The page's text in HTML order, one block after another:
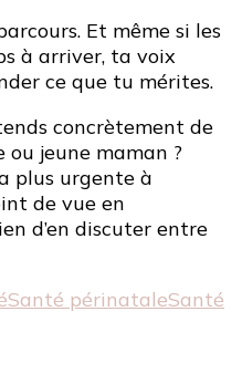
Et même si les
à arriver, ta voix
ce que tu mérites.
concrètement de
jeune maman ?
plus urgente à
de vue en
d’en discuter entre
Santé périnataleSanté